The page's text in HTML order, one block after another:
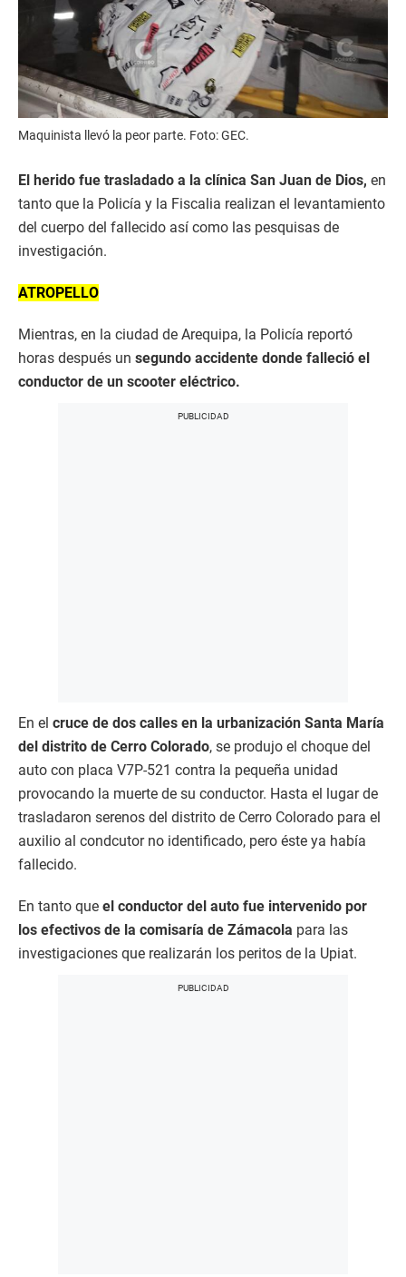
Maquinista llevó la peor parte. Foto: GEC.
El herido fue trasladado a la clínica San Juan de Dios, en
tanto que la Policía y la Fiscalia realizan el levantamiento
del cuerpo del fallecido así como las pesquisas de
investigación.
ATROPELLO
Mientras, en la ciudad de Arequipa, la Policía reportó
horas después un segundo accidente donde falleció el
conductor de un scooter eléctrico.
En el cruce de dos calles en la urbanización Santa María
del distrito de Cerro Colorado, se produjo el choque del
auto con placa V7P-521 contra la pequeña unidad
provocando la muerte de su conductor. Hasta el lugar de
trasladaron serenos del distrito de Cerro Colorado para el
auxilio al condcutor no identificado, pero éste ya había
fallecido.
En tanto que el conductor del auto fue intervenido por
los efectivos de la comisaría de Zámacola para las
investigaciones que realizarán los peritos de la Upiat.